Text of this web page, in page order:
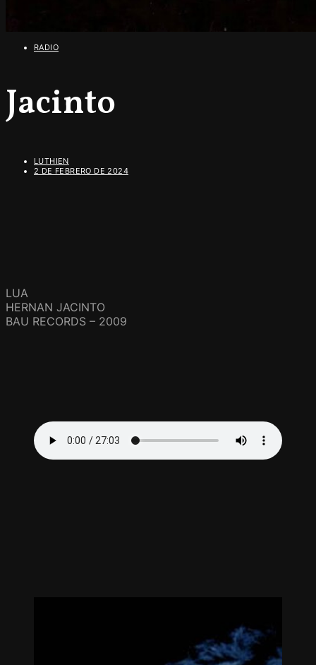
RADIO
Jacinto
LUTHIEN
2 DE FEBRERO DE 2024
LUA
HERNAN JACINTO
BAU RECORDS – 2009